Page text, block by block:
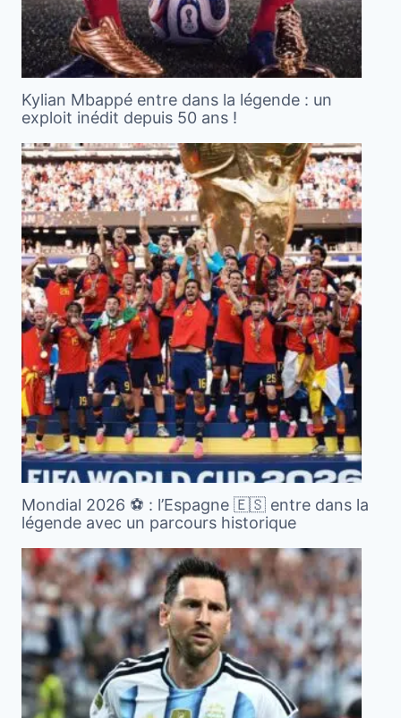
Kylian Mbappé entre dans la légende : un
exploit inédit depuis 50 ans !
Mondial 2026 ⚽️ : l’Espagne 🇪🇸 entre dans la
légende avec un parcours historique